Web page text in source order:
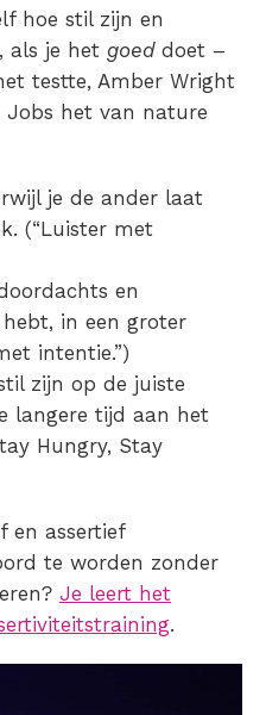
hoe stil zijn en
als je het goeddoet –
testte, Amber Wright
Jobs het van nature
je de ander laat
(“Luister met
en
in een groter
intentie.”)
zijn op de juiste
langere tijd aan het
Hungry, Stay
en assertief
te worden zonder
Je leert het
.